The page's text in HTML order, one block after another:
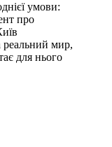
умови:
про
реальний мир,
для нього